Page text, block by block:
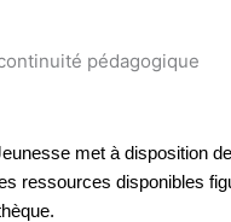
pédagogique
met à
ressources disponibles